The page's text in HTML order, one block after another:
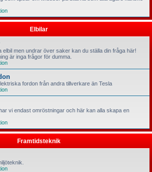
Elbilar
elbil men undrar över saker kan du ställa din fråga här!
är inga frågor för dumma.
fordon från andra tillverkare än Tesla
vi endast omröstningar och här kan alla skapa en
Framtidsteknik